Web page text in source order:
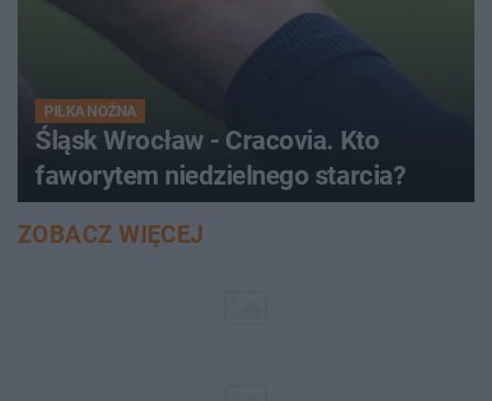
PIŁKA NOŻNA
Śląsk Wrocław - Cracovia. Kto
faworytem niedzielnego starcia?
ZOBACZ WIĘCEJ